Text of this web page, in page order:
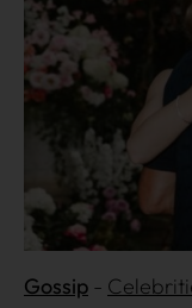
Gossip